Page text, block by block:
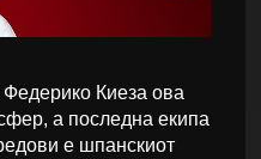
Киеза ова
а последна екипа
е шпанскиот